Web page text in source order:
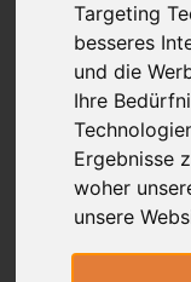
Targeting
besseres
und die
Ihre
Ergebnisse
woher
unsere
Tom
http://